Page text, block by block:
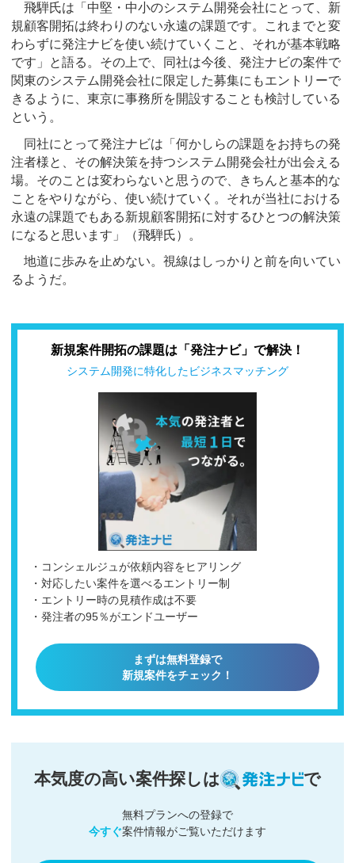
飛騨氏は「中堅・中小のシステム開発会社にとって、新
規顧客開拓は終わりのない永遠の課題です。これまでと変
わらずに発注ナビを使い続けていくこと、それが基本戦略
です」と語る。その上で、同社は今後、発注ナビの案件で
関東のシステム開発会社に限定した募集にもエントリーで
きるように、東京に事務所を開設することも検討している
という。
同社にとって発注ナビは「何かしらの課題をお持ちの発
注者様と、その解決策を持つシステム開発会社が出会える
場。そのことは変わらないと思うので、きちんと基本的な
ことをやりながら、使い続けていく。それが当社における
永遠の課題でもある新規顧客開拓に対するひとつの解決策
になると思います」（飛騨氏）。
地道に歩みを止めない。視線はしっかりと前を向いてい
るようだ。
新規案件開拓の課題は「発注ナビ」で解決！
システム開発に特化したビジネスマッチング
・コンシェルジュが依頼内容をヒアリング
・対応したい案件を選べるエントリー制
・エントリー時の見積作成は不要
・発注者の95％がエンドユーザー
まずは無料登録で
新規案件をチェック！
本気度の高い案件探しは で
無料プランへの登録で
今すぐ案件情報がご覧いただけます